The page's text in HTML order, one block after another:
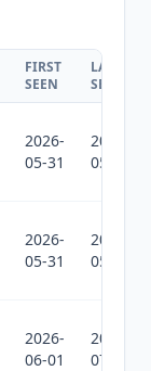
FIRST
SEEN
LAST
SEEN
2026-
05-31
2026-
05-31
2026-
05-31
2026-
05-31
2026-
06-01
2026-
07-10